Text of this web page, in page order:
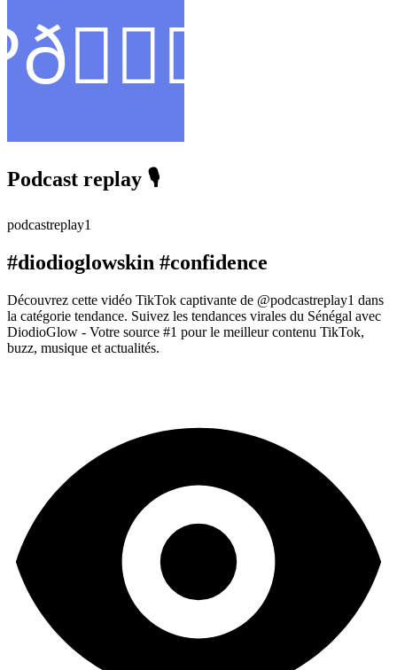
Podcast replay 🎙️
podcastreplay1
#diodioglowskin #confidence
Découvrez cette vidéo TikTok captivante de @podcastreplay1 dans
la catégorie tendance. Suivez les tendances virales du Sénégal avec
DiodioGlow - Votre source #1 pour le meilleur contenu TikTok,
buzz, musique et actualités.